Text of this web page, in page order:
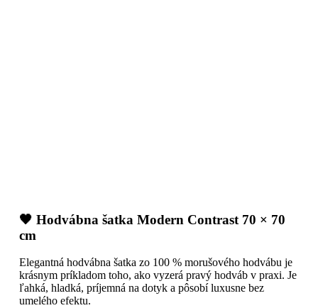
🖤 Hodvábna šatka Modern Contrast 70 × 70
cm
Elegantná hodvábna šatka zo 100 % morušového hodvábu je
krásnym príkladom toho, ako vyzerá pravý hodváb v praxi. Je
ľahká, hladká, príjemná na dotyk a pôsobí luxusne bez
umelého efektu.